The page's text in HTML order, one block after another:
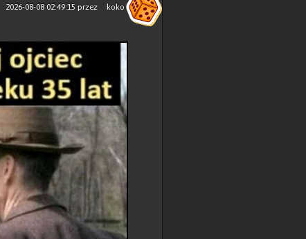
2026-08-08 02:49:15 przez koko